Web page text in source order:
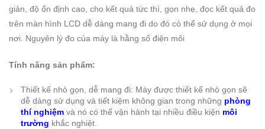
giản, độ ổn định cao, cho kết quả tức thì, gọn nhẹ, đọc kết quả đo
trên màn hình LCD dễ dàng mang đi do đó có thể sử dụng ở mọi
nơi. Nguyên lý đo của máy là hằng số điện môi
Tính năng sản phẩm:
Thiết kế nhỏ gọn, dễ mang đi: Máy được thiết kế nhỏ gọn sẽ
dễ dàng sử dụng và tiết kiệm không gian trong những phòng
thí nghiệm và nó có thể vận hành tại nhiều điều kiện môi
trường khắc nghiệt.